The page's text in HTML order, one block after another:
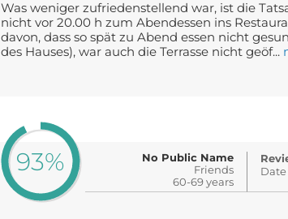
Was weniger zufriedenstellend war, ist die
nicht vor 20.00 h zum Abendessen ins
davon, dass so spät zu Abend essen nicht
des Hauses), war auch die Terrasse nicht geöf...
93%
No Public Name
Friends
60-69 years